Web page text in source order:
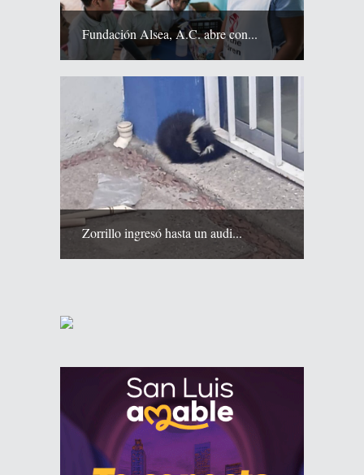
Fundación Alsea, A.C. abre con...
Zorrillo ingresó hasta un audi...